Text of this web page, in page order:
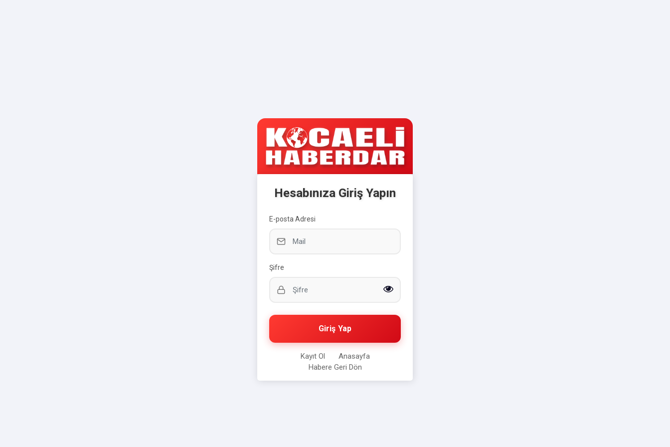
Hesabınıza Giriş Yapın
E-posta Adresi
Şifre
Giriş Yap
Kayıt Ol
Anasayfa
Habere Geri Dön